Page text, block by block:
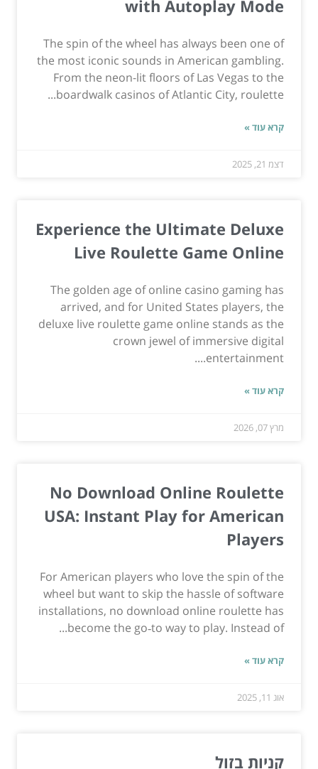
with Autoplay Mode
The spin of the wheel has always been one of
the most iconic sounds in American gambling.
From the neon-lit floors of Las Vegas to the
boardwalk casinos of Atlantic City, roulette...
קרא עוד »
דצמ 21, 2025
Experience the Ultimate Deluxe
Live Roulette Game Online
The golden age of online casino gaming has
arrived, and for United States players, the
deluxe live roulette game online stands as the
crown jewel of immersive digital
entertainment....
קרא עוד »
מרץ 07, 2026
No Download Online Roulette
USA: Instant Play for American
Players
For American players who love the spin of the
wheel but want to skip the hassle of software
installations, no download online roulette has
become the go‑to way to play. Instead of...
קרא עוד »
אוג 11, 2025
קניות בזול